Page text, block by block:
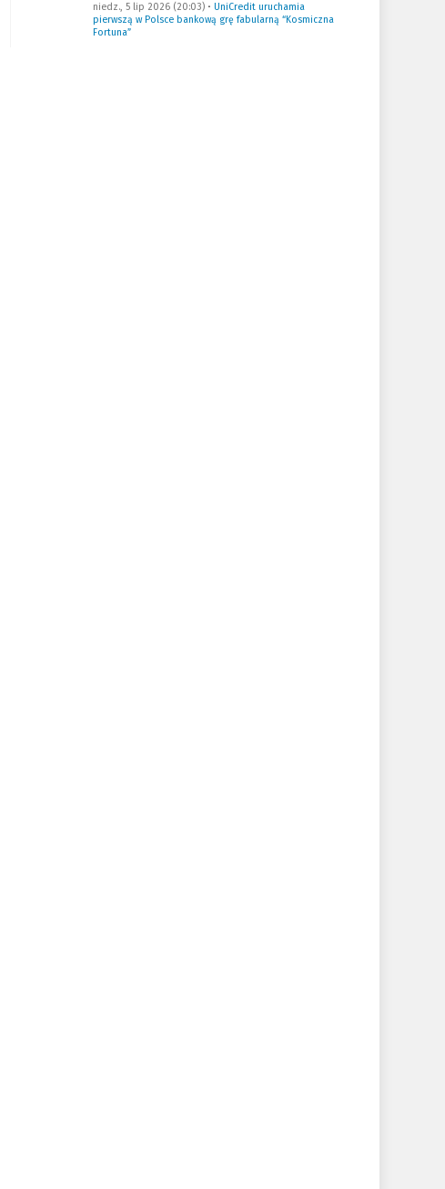
niedz., 5 lip 2026 (20:03)• UniCredit uruchamia
pierwszą w Polsce bankową grę fabularną “Kosmiczna
Fortuna”